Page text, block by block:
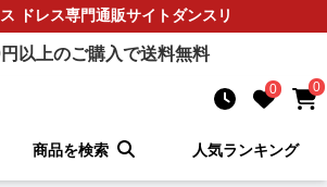
ドレス専門通販サイトダンスリ
円以上のご購入で送料無料
0 0
商品を検索 人気ランキング